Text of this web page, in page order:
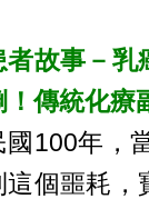
者故事－ 乳
！傳統化療
國100年，
這個噩耗，